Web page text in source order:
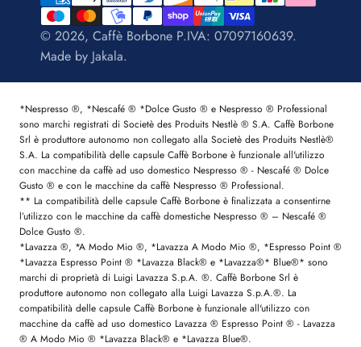
© 2026, Caffè Borbone P.IVA: 07097160639.
Made by Jakala.
*Nespresso ®, *Nescafé ® *Dolce Gusto ® e Nespresso ® Professional
sono marchi registrati di Societè des Produits Nestlè ® S.A. Caffè Borbone
Srl è produttore autonomo non collegato alla Societè des Produits Nestlè®
S.A. La compatibilità delle capsule Caffè Borbone è funzionale all'utilizzo
con macchine da caffè ad uso domestico Nespresso ® - Nescafé ® Dolce
Gusto ® e con le macchine da caffè Nespresso ® Professional.
** La compatibilità delle capsule Caffè Borbone è finalizzata a consentirne
l’utilizzo con le macchine da caffè domestiche Nespresso ® – Nescafé ®
Dolce Gusto ®.
*Lavazza ®, *A Modo Mio ®, *Lavazza A Modo Mio ®, *Espresso Point ®
*Lavazza Espresso Point ® *Lavazza Black® e *Lavazza®* Blue®* sono
marchi di proprietà di Luigi Lavazza S.p.A. ®. Caffè Borbone Srl è
produttore autonomo non collegato alla Luigi Lavazza S.p.A.®. La
compatibilità delle capsule Caffè Borbone è funzionale all'utilizzo con
macchine da caffè ad uso domestico Lavazza ® Espresso Point ® - Lavazza
® A Modo Mio ® *Lavazza Black® e *Lavazza Blue®.